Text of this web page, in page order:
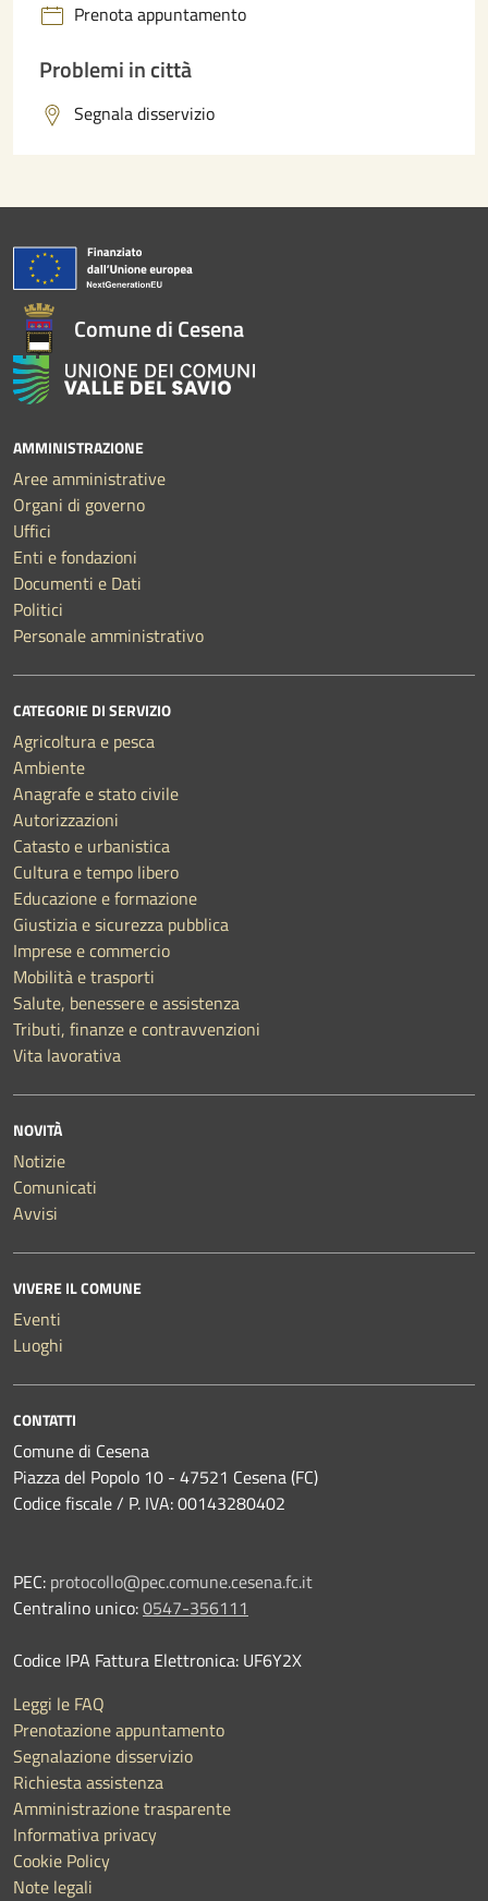
Prenota appuntamento
Problemi in città
Segnala disservizio
Comune di Cesena
AMMINISTRAZIONE
Aree amministrative
Organi di governo
Uffici
Enti e fondazioni
Documenti e Dati
Politici
Personale amministrativo
CATEGORIE DI SERVIZIO
Agricoltura e pesca
Ambiente
Anagrafe e stato civile
Autorizzazioni
Catasto e urbanistica
Cultura e tempo libero
Educazione e formazione
Giustizia e sicurezza pubblica
Imprese e commercio
Mobilità e trasporti
Salute, benessere e assistenza
Tributi, finanze e contravvenzioni
Vita lavorativa
NOVITÀ
Notizie
Comunicati
Avvisi
VIVERE IL COMUNE
Eventi
Luoghi
CONTATTI
Comune di Cesena
Piazza del Popolo 10 - 47521 Cesena (FC)
Codice fiscale / P. IVA: 00143280402
PEC: protocollo@pec.comune.cesena.fc.it
Centralino unico:0547-356111
Codice IPA Fattura Elettronica: UF6Y2X
Leggi le FAQ
Prenotazione appuntamento
Segnalazione disservizio
Richiesta assistenza
Amministrazione trasparente
Informativa privacy
Cookie Policy
Note legali